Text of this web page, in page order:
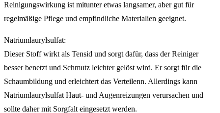
Reinigungswirkung ist mitunter etwas langsamer, aber gut für
regelmäßige Pflege und empfindliche Materialien geeignet.
Natriumlaurylsulfat:
Dieser Stoff wirkt als Tensid und sorgt dafür, dass der Reiniger
besser benetzt und Schmutz leichter gelöst wird. Er sorgt für die
Schaumbildung und erleichtert das Verteilenn. Allerdings kann
Natriumlaurylsulfat Haut- und Augenreizungen verursachen und
sollte daher mit Sorgfalt eingesetzt werden.